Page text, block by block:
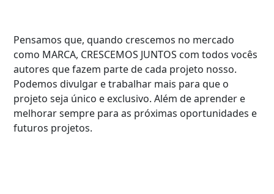
Pensamos que, quando crescemos no mercado
como MARCA, CRESCEMOS JUNTOS com todos vocês
autores que fazem parte de cada projeto nosso.
Podemos divulgar e trabalhar mais para que o
projeto seja único e exclusivo. Além de aprender e
melhorar sempre para as próximas oportunidades e
futuros projetos.